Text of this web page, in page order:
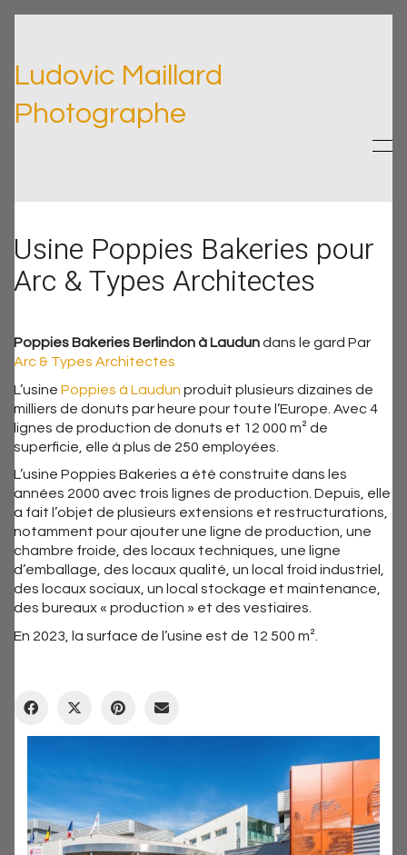
Ludovic Maillard
Photographe
Usine Poppies Bakeries pour
Arc & Types Architectes
Poppies Bakeries Berlindon à Laudundans le gard Par
Arc & Types Architectes
L’usine Poppies à Laudun produit plusieurs dizaines de
milliers de donuts par heure pour toute l’Europe. Avec 4
lignes de production de donuts et 12 000 m² de
superficie, elle à plus de 250 employées.
L’usine Poppies Bakeries a été construite dans les
années 2000 avec trois lignes de production. Depuis, elle
a fait l’objet de plusieurs extensions et restructurations,
notamment pour ajouter une ligne de production, une
chambre froide, des locaux techniques, une ligne
d’emballage, des locaux qualité, un local froid industriel,
des locaux sociaux, un local stockage et maintenance,
des bureaux « production » et des vestiaires.
En 2023, la surface de l’usine est de 12 500 m².